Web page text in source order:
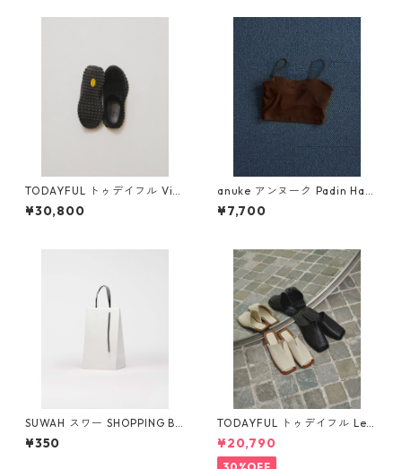
TODAYFUL トゥデイフル Vibr
amsole Leather Sabot 12611
032 BLK
¥30,800
anuke アンヌーク Padin Half
Camisole 62610636 (BRN)
¥7,700
SUWAH スワー SHOPPING BA
G ＊こちらはSUWAH製品ご購
入の方のみご購入できます
¥350
TODAYFUL トゥデイフル Lea
ther Slit Sandals 12511003
¥20,790